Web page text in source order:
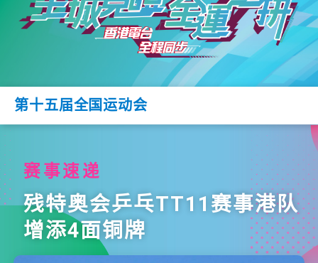
第十五届全国运动会
赛事速递
残特奥会乒乓TT11赛事港队
增添4面铜牌